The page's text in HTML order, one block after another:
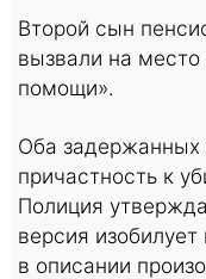
Второй сын
вызвали на
помощи».
Оба
причастность к
Полиция
версия
в описании